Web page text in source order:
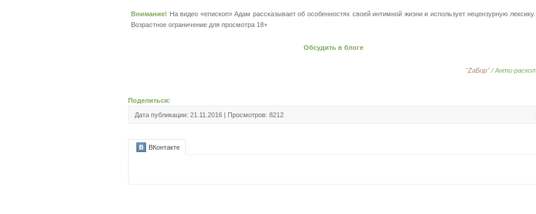
Внимание! На видео «епископ» Адам рассказывает об особенностях своей интимной жизни и использует нецензурную лексику.
Возрастное ограничение для просмотра 18+
Обсудить в блоге
"ZаБор"/ Анти-раскол
Поделиться:
Дата публикации: 21.11.2016 | Просмотров: 8212
ВКонтакте